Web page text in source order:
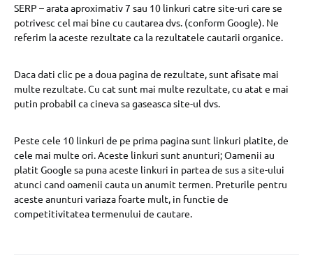
SERP – arata aproximativ 7 sau 10 linkuri catre site-uri care se
potrivesc cel mai bine cu cautarea dvs. (conform Google). Ne
referim la aceste rezultate ca la rezultatele cautarii organice.
Daca dati clic pe a doua pagina de rezultate, sunt afisate mai
multe rezultate. Cu cat sunt mai multe rezultate, cu atat e mai
putin probabil ca cineva sa gaseasca site-ul dvs.
Peste cele 10 linkuri de pe prima pagina sunt linkuri platite, de
cele mai multe ori. Aceste linkuri sunt anunturi; Oamenii au
platit Google sa puna aceste linkuri in partea de sus a site-ului
atunci cand oamenii cauta un anumit termen. Preturile pentru
aceste anunturi variaza foarte mult, in functie de
competitivitatea termenului de cautare.